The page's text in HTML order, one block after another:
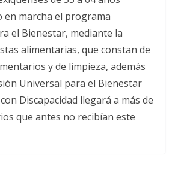
en marcha el programa
el Bienestar, mediante la
alimentarias, que constan de
y de limpieza, además
Universal para el Bienestar
Discapacidad llegará a más de
que antes no recibían este